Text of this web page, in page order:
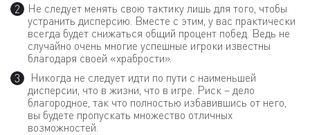
Не следует менять свою тактику лишь для того, чтобы
устранить дисперсию. Вместе с этим, у вас практически
всегда будет снижаться общий процент побед. Ведь не
случайно очень многие успешные игроки известны
благодаря своей «храбрости».
Никогда не следует идти по пути с наименьшей
дисперсии, что в жизни, что в игре. Риск – дело
благородное, так что полностью избавившись от него,
вы будете пропускать множество отличных
возможностей.